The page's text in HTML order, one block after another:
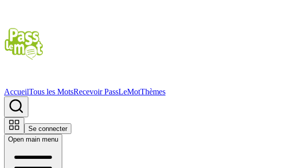
AccueilTous les MotsRecevoir PassLeMotThèmes
Se connecter
Open main menu